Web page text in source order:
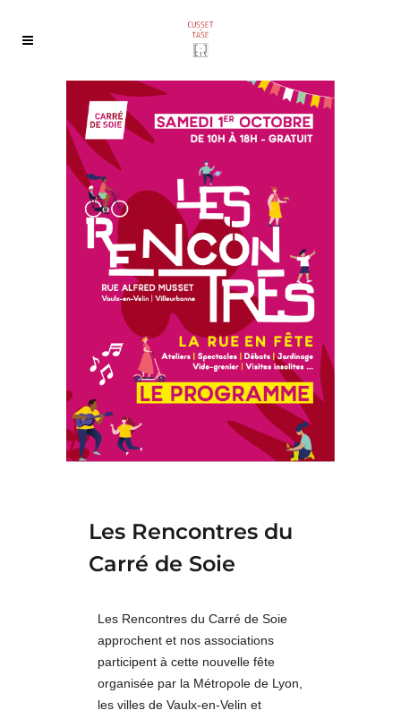
Les Rencontres du
Carré de Soie
Les Rencontres du Carré de Soie
approchent et nos associations
participent à cette nouvelle fête
organisée par la Métropole de Lyon,
les villes de Vaulx-en-Velin et